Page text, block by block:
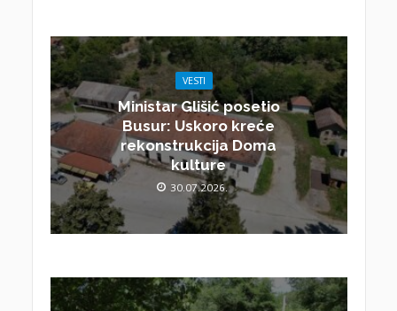
VESTI
Ministar Glišić posetio
Busur: Uskoro kreće
rekonstrukcija Doma
kulture
30.07.2026.